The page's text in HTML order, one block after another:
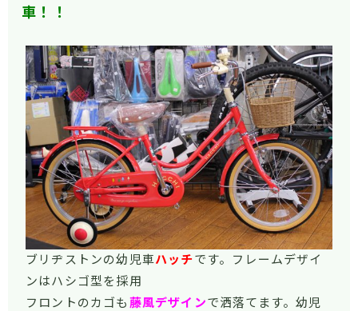
車！！
ブリヂストンの幼児車ハッチです。フレームデザイ
ンはハシゴ型を採用
フロントのカゴも 藤風デザインで洒落てます。幼児